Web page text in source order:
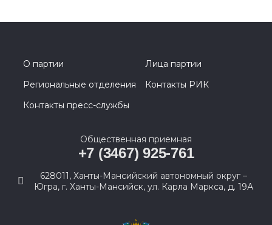
О партии
Лица партии
Региональные отделения
Контакты РИК
Контакты пресс-службы
Общественная приемная
+7 (3467) 925-761
628011, Ханты-Мансийский автономный округ –
Югра, г. Ханты-Мансийск, ул. Карла Маркса, д. 19А